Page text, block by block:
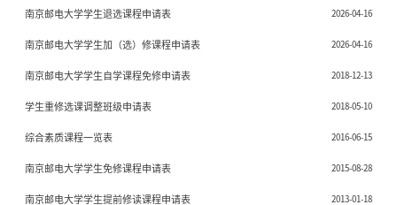
南京邮电大学学生退选课程申请表 2026-04-16
南京邮电大学学生加（选）修课程申请表 2026-04-16
南京邮电大学学生自学课程免修申请表 2018-12-13
学生重修选课调整班级申请表 2018-05-10
综合素质课程一览表 2016-06-15
南京邮电大学学生免修课程申请表 2015-08-28
南京邮电大学学生提前修读课程申请表 2013-01-18